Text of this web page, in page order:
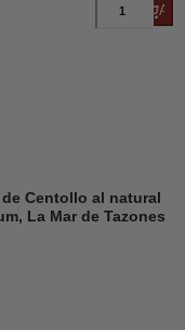
Centollo al natural
La Mar de Tazones